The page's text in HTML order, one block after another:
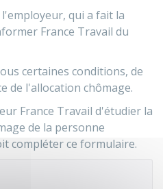
qui a fait la
France Travail du
certaines conditions, de
de l'allocation chômage.
France Travail d'étudier la
de la personne
compléter ce formulaire.